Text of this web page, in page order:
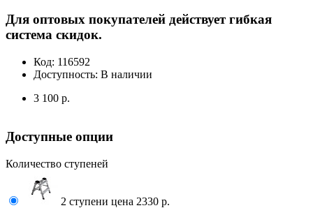
Для оптовых покупателей действует гибкая
система скидок.
Код: 116592
Доступность: В наличии
3 100 р.
Доступные опции
Количество ступеней
2 ступени цена 2330 р.